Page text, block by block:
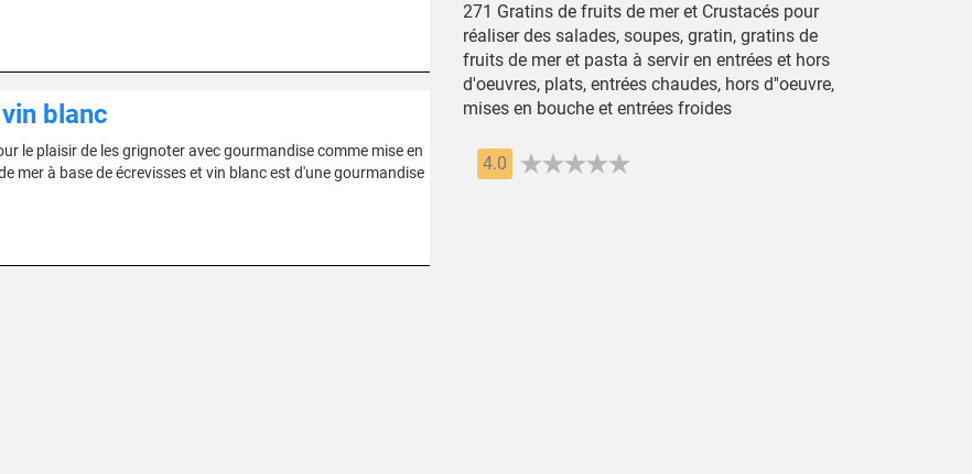
blanc
le plaisir de les grignoter avec gourmandise comme mise en
mer à base de écrevisses et vin blanc est d'une gourmandise
271 Gratins de fruits de mer et Crustacés pour
réaliser des salades, soupes, gratin, gratins de
fruits de mer et pasta à servir en entrées et hors
d'oeuvres, plats, entrées chaudes, hors d''oeuvre,
mises en bouche et entrées froides
4.0